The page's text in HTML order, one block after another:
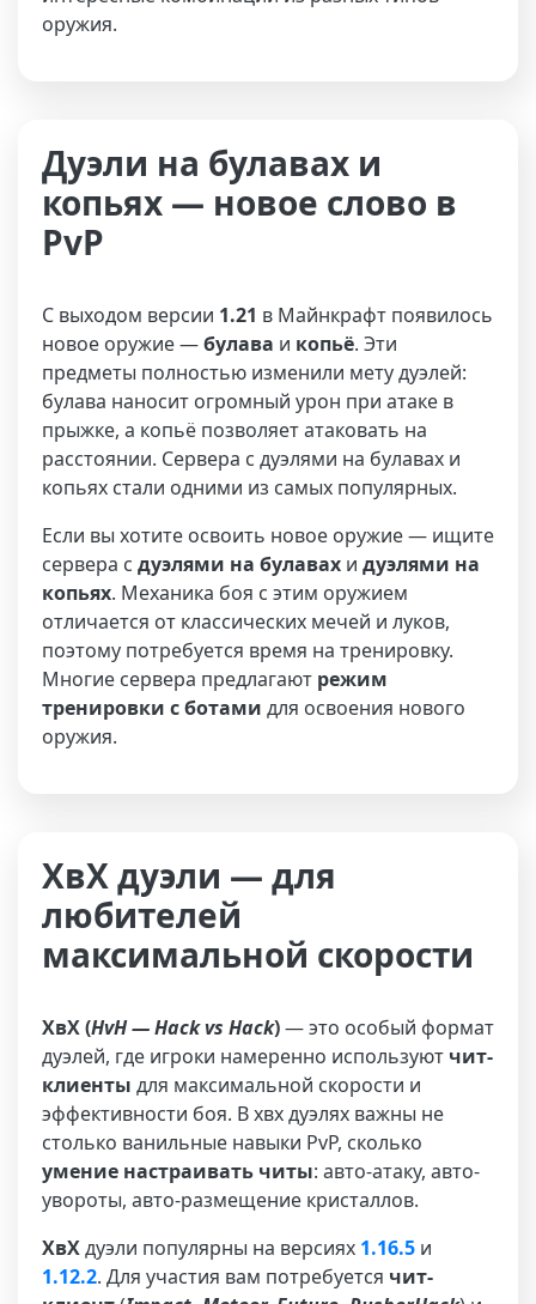
оружия.
Дуэли на булавах и
копьях — новое слово в
PvP
С выходом версии 1.21 в Майнкрафт появилось
новое оружие —булава и копьё. Эти
предметы полностью изменили мету дуэлей:
булава наносит огромный урон при атаке в
прыжке, а копьё позволяет атаковать на
расстоянии. Сервера с дуэлями на булавах и
копьях стали одними из самых популярных.
Если вы хотите освоить новое оружие — ищите
сервера с дуэлями на булавах и дуэлями на
копьях. Механика боя с этим оружием
отличается от классических мечей и луков,
поэтому потребуется время на тренировку.
Многие сервера предлагают режим
тренировки с ботами для освоения нового
оружия.
ХвХ дуэли — для
любителей
максимальной скорости
ХвХ (HvH — Hack vs Hack)— это особый формат
дуэлей, где игроки намеренно используют чит-
клиенты для максимальной скорости и
эффективности боя. В хвх дуэлях важны не
столько ванильные навыки PvP, сколько
умение настраивать читы: авто-атаку, авто-
увороты, авто-размещение кристаллов.
ХвХдуэли популярны на версиях 1.16.5 и
1.12.2. Для участия вам потребуется чит-